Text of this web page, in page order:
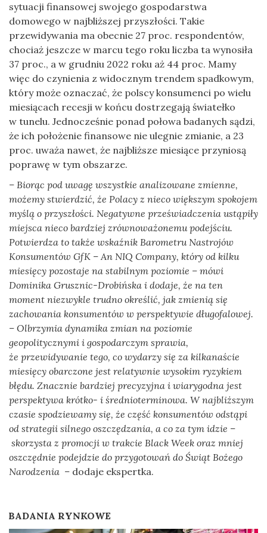
sytuacji finansowej swojego gospodarstwa
domowego w najbliższej przyszłości. Takie
przewidywania ma obecnie 27 proc. respondentów,
chociaż jeszcze w marcu tego roku liczba ta wynosiła
37 proc., a w grudniu 2022 roku aż 44 proc. Mamy
więc do czynienia z widocznym trendem spadkowym,
który może oznaczać, że polscy konsumenci po wielu
miesiącach recesji w końcu dostrzegają światełko
w tunelu. Jednocześnie ponad połowa badanych sądzi,
że ich położenie finansowe nie ulegnie zmianie, a 23
proc. uważa nawet, że najbliższe miesiące przyniosą
poprawę w tym obszarze.
– Biorąc pod uwagę wszystkie analizowane zmienne,
możemy stwierdzić, że Polacy z nieco większym spokojem
myślą o przyszłości. Negatywne przeświadczenia ustąpiły
miejsca nieco bardziej zrównoważonemu podejściu.
Potwierdza to także wskaźnik Barometru Nastrojów
Konsumentów GfK – An NIQ Company, który od kilku
miesięcy pozostaje na stabilnym poziomie – mówi
Dominika Grusznic-Drobińska i dodaje, że na ten
moment niezwykle trudno określić, jak zmienią się
zachowania konsumentów w perspektywie długofalowej.
– Olbrzymia dynamika zmian na poziomie
geopolitycznymi i gospodarczym sprawia,
że przewidywanie tego, co wydarzy się za kilkanaście
miesięcy obarczone jest relatywnie wysokim ryzykiem
błędu. Znacznie bardziej precyzyjna i wiarygodna jest
perspektywa krótko- i średnioterminowa. W najbliższym
czasie spodziewamy się, że część konsumentów odstąpi
od strategii silnego oszczędzania, a co za tym idzie –
skorzysta z promocji w trakcie Black Week oraz mniej
oszczędnie podejdzie do przygotowań do Świąt Bożego
Narodzenia – dodaje ekspertka.
BADANIA RYNKOWE